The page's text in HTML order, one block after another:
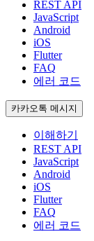
REST API
JavaScript
Android
iOS
Flutter
FAQ
에러 코드
카카오톡 메시지
이해하기
REST API
JavaScript
Android
iOS
Flutter
FAQ
에러 코드